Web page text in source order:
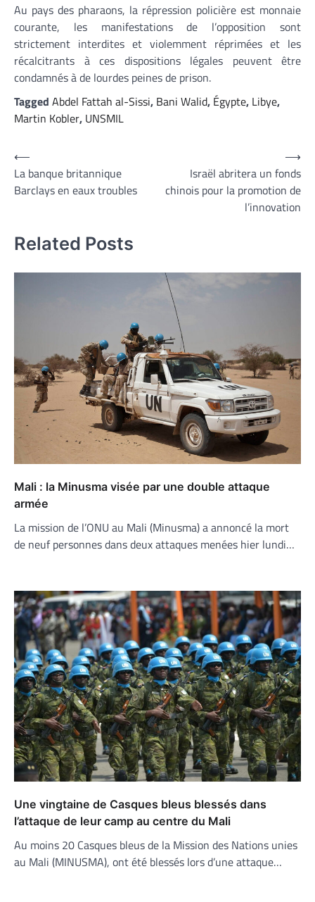
Au pays des pharaons, la répression policière est monnaie
courante, les manifestations de l’opposition sont
strictement interdites et violemment réprimées et les
récalcitrants à ces dispositions légales peuvent être
condamnés à de lourdes peines de prison.
Tagged Abdel Fattah al-Sissi, Bani Walid, Égypte, Libye,
Martin Kobler, UNSMIL
Navigation
de
l’article
⟵
La banque britannique
Barclays en eaux troubles
Israël abritera un fonds
chinois pour la promotion de
l’innovation
⟶
Related Posts
Mali : la Minusma visée par une double attaque
armée
La mission de l’ONU au Mali (Minusma) a annoncé la mort
de neuf personnes dans deux attaques menées hier lundi…
Une vingtaine de Casques bleus blessés dans
l’attaque de leur camp au centre du Mali
Au moins 20 Casques bleus de la Mission des Nations unies
au Mali (MINUSMA), ont été blessés lors d’une attaque…